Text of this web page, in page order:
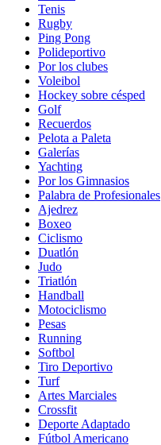
Tenis
Rugby
Ping Pong
Polideportivo
Por los clubes
Voleibol
Hockey sobre césped
Golf
Recuerdos
Pelota a Paleta
Galerías
Yachting
Por los Gimnasios
Palabra de Profesionales
Ajedrez
Boxeo
Ciclismo
Duatlón
Judo
Triatlón
Handball
Motociclismo
Pesas
Running
Softbol
Tiro Deportivo
Turf
Artes Marciales
Crossfit
Deporte Adaptado
Fútbol Americano